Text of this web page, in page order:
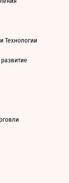
Технологии